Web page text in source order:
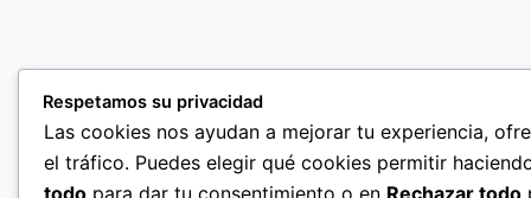
Respetamos su privacidad
Las cookies nos ayudan a mejorar tu experiencia,
el tráfico. Puedes elegir qué cookies permitir